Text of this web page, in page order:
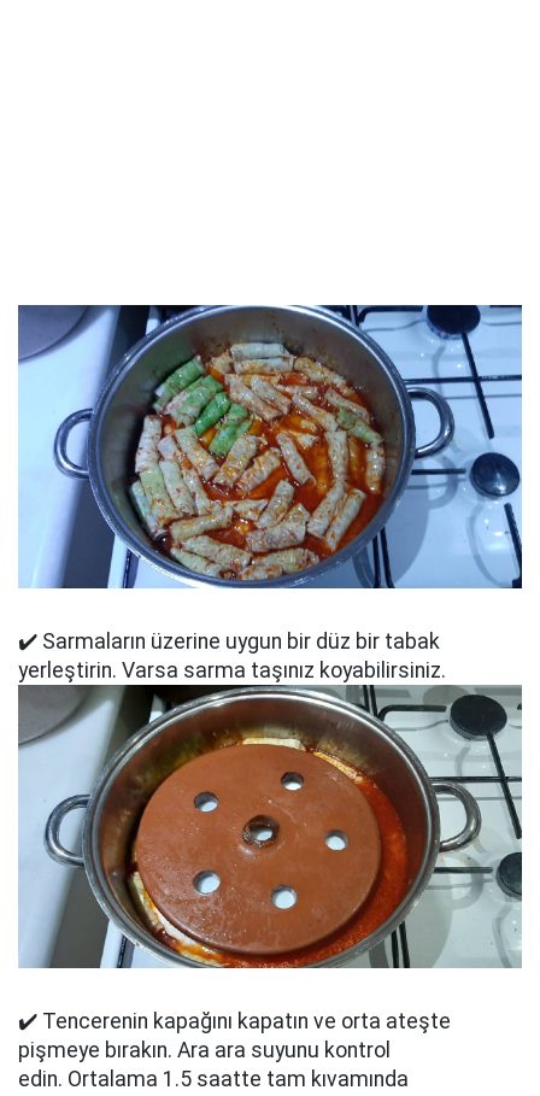
✔️ Sarmaların üzerine uygun bir düz bir tabak
yerleştirin. Varsa sarma taşınız koyabilirsiniz.
✔️ Tencerenin kapağını kapatın ve orta ateşte
pişmeye bırakın. Ara ara suyunu kontrol
edin. Ortalama 1.5 saatte tam kıvamında